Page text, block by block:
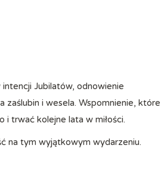
zaślubin i wesela. Wspomnienie, które
i trwać kolejne lata w miłości.
na tym wyjątkowym wydarzeniu.